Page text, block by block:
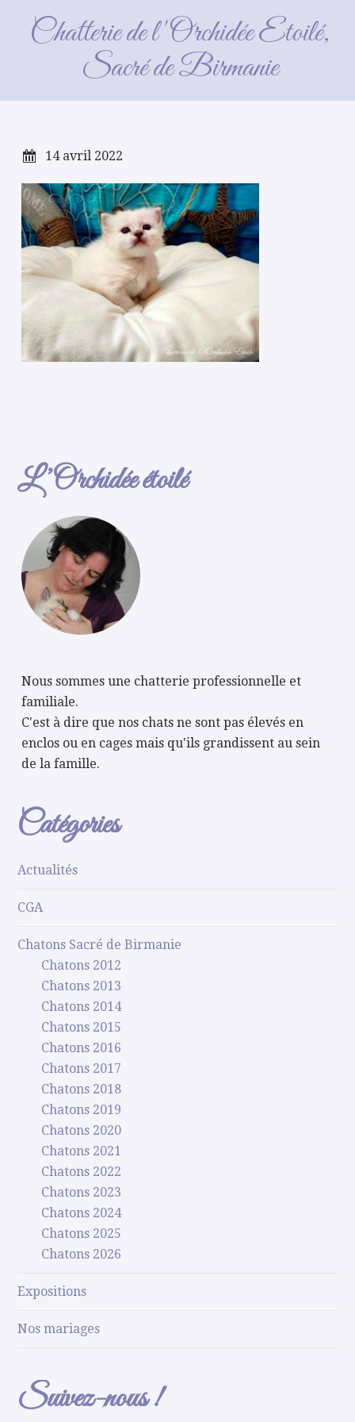
Chatterie de l'Orchidée Etoilé,
Sacré de Birmanie
Femelle_2021_03_23 _GF
(3)
14 avril 2022
L’Orchidée étoilé
Nous sommes une chatterie professionnelle et
familiale.
C'est à dire que nos chats ne sont pas élevés en
enclos ou en cages mais qu'ils grandissent au sein
de la famille.
Catégories
Actualités
CGA
Chatons Sacré de Birmanie
Chatons 2012
Chatons 2013
Chatons 2014
Chatons 2015
Chatons 2016
Chatons 2017
Chatons 2018
Chatons 2019
Chatons 2020
Chatons 2021
Chatons 2022
Chatons 2023
Chatons 2024
Chatons 2025
Chatons 2026
Expositions
Nos mariages
Suivez-nous !